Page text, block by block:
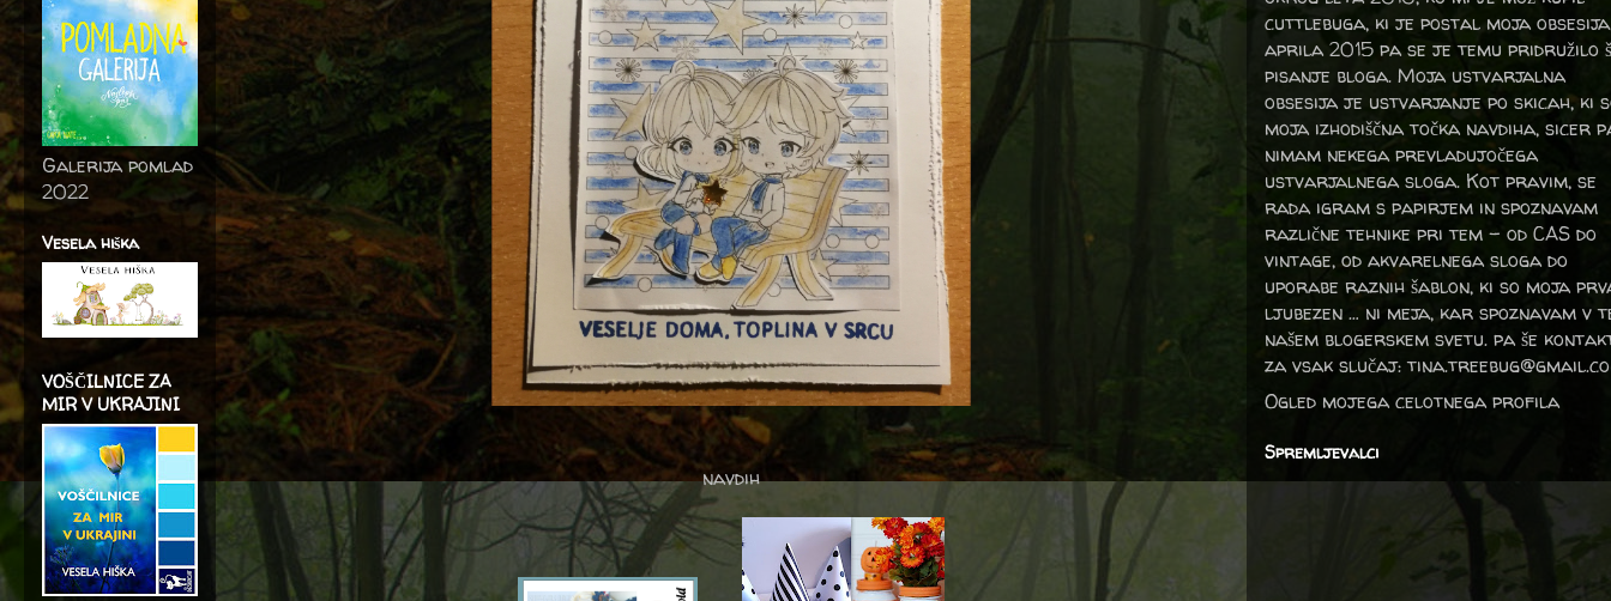
navdih
Galerija pomlad
2022
Vesela hiška
VOŠČILNICE ZA
MIR V UKRAJINI
cuttlebuga, ki je postal moja
aprila 2015 pa se je temu pridružilo
pisanje bloga. Moja ustvarjalna
obsesija je ustvarjanje po skicah, ki
moja izhodiščna točka navdiha, sicer
nimam nekega prevladujočega
ustvarjalnega sloga. Kot pravim, se
rada igram s papirjem in spoznavam
različne tehnike pri tem – od CAS do
vintage, od akvarelnega sloga do
uporabe raznih šablon, ki so moja
ljubezen … ni meja, kar spoznavam v
našem blogerskem svetu. pa še
za vsak slučaj:
Ogled mojega celotnega profila
Spremljevalci